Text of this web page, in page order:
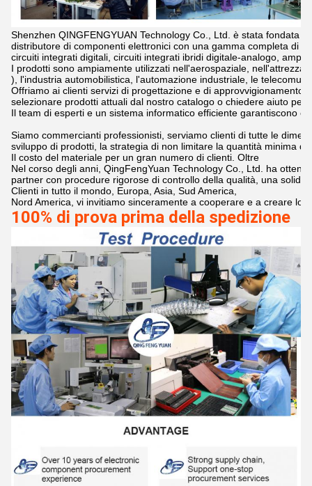
Shenzhen QINGFENGYUAN Technology Co., Ltd. è stata fondata
distributore di componenti elettronici con una gamma completa di
circuiti integrati digitali, circuiti integrati ibridi digitale-analogo,
I prodotti sono ampiamente utilizzati nell'aerospaziale,
), l'industria automobilistica, l'automazione industriale, le
Offriamo ai clienti servizi di progettazione e di approvvigionamento
selezionare prodotti attuali dal nostro catalogo o chiedere aiuto per
Il team di esperti e un sistema informatico efficiente garantiscono
Siamo commercianti professionisti, serviamo clienti di tutte le
sviluppo di prodotti, la strategia di non limitare la quantità minima
Il costo del materiale per un gran numero di clienti. Oltre
Nel corso degli anni, QingFengYuan Technology Co., Ltd. ha
partner con procedure rigorose di controllo della qualità, una
Clienti in tutto il mondo, Europa, Asia, Sud America,
Nord America, vi invitiamo sinceramente a cooperare e a creare lo
100% di prova prima della spedizione